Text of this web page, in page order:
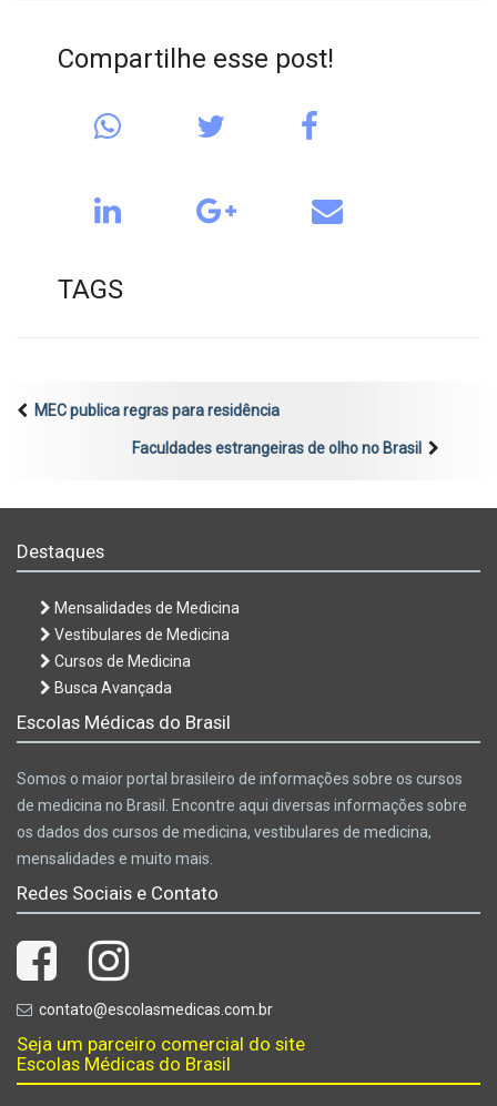
Compartilhe esse post!
TAGS
MEC publica regras para residência
Faculdades estrangeiras de olho no Brasil
Destaques
Mensalidades de Medicina
Vestibulares de Medicina
Cursos de Medicina
Busca Avançada
Escolas Médicas do Brasil
Somos o maior portal brasileiro de informações sobre os cursos
de medicina no Brasil. Encontre aqui diversas informações sobre
os dados dos cursos de medicina, vestibulares de medicina,
mensalidades e muito mais.
Redes Sociais e Contato
contato@escolasmedicas.com.br
Seja um parceiro comercial do site
Escolas Médicas do Brasil